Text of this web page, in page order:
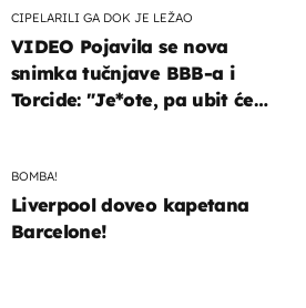
CIPELARILI GA DOK JE LEŽAO
VIDEO Pojavila se nova
snimka tučnjave BBB-a i
Torcide: "Je*ote, pa ubit će
BOMBA!
Liverpool doveo kapetana
Barcelone!